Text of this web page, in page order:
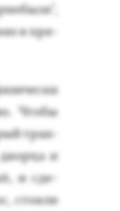
в пря­
Что­бы
тран­
и
и сде­
сто­яли